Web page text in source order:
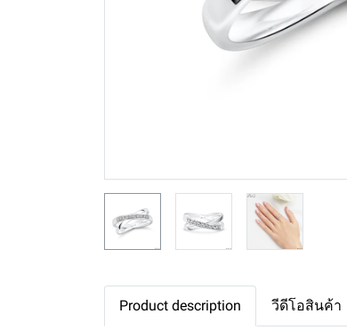
Product description วีดีโอสินค้า